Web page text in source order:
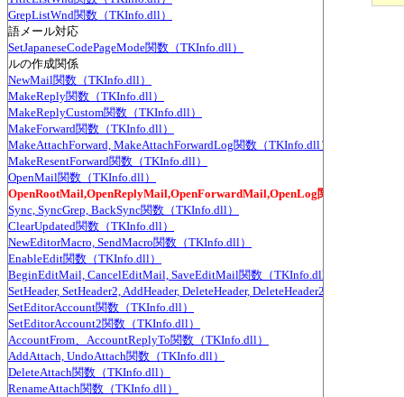
GrepListWnd関数（TKInfo.dll）
語メール対応
SetJapaneseCodePageMode関数（TKInfo.dll）
ルの作成関係
NewMail関数（TKInfo.dll）
MakeReply関数（TKInfo.dll）
MakeReplyCustom関数（TKInfo.dll）
MakeForward関数（TKInfo.dll）
MakeAttachForward, MakeAttachForwardLog関数（TKInfo.dll）
MakeResentForward関数（TKInfo.dll）
OpenMail関数（TKInfo.dll）
OpenRootMail,OpenReplyMail,OpenForwardMail,OpenLog関数（
Sync, SyncGrep, BackSync関数（TKInfo.dll）
ClearUpdated関数（TKInfo.dll）
NewEditorMacro, SendMacro関数（TKInfo.dll）
EnableEdit関数（TKInfo.dll）
BeginEditMail, CancelEditMail, SaveEditMail関数（TKInfo.dll）
SetHeader, SetHeader2, AddHeader, DeleteHeader, DeleteHeader2,
SetEditorAccount関数（TKInfo.dll）
SetEditorAccount2関数（TKInfo.dll）
AccountFrom、AccountReplyTo関数（TKInfo.dll）
AddAttach, UndoAttach関数（TKInfo.dll）
DeleteAttach関数（TKInfo.dll）
RenameAttach関数（TKInfo.dll）